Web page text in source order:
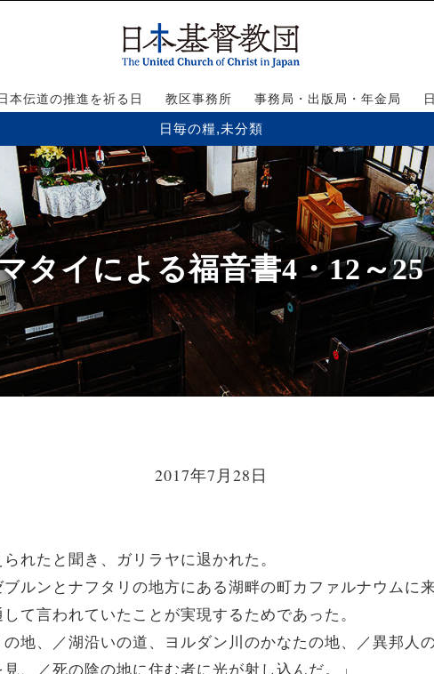
本伝道の推進を祈る日 教区事務所 事務局・出版局・年金局
日毎の糧,未分類
タイによる福音書4・12～25
2017年7月28日
れたと聞き、ガリラヤに退かれた。
ルンとナフタリの地方にある湖畔の町カファルナウムに
て言われていたことが実現するためであった。
地、／湖沿いの道、ヨルダン川のかなたの地、／異邦人の
、／死の陰の地に住む者に光が射し込んだ。」